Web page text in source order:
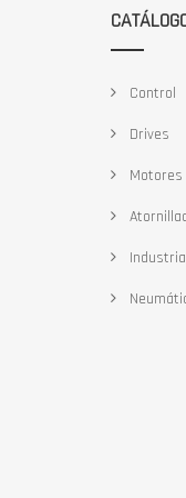
Control
Drives
Motores